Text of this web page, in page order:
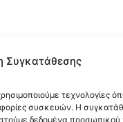
Συγκατάθεσης
τεχνολογίες
συσκευών. Η
δεδομένα